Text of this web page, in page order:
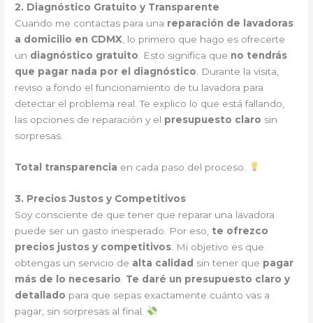
2. Diagnóstico Gratuito y Transparente
Cuando me contactas para una reparación de lavadoras
a domicilio en CDMX , lo primero que hago es ofrecerte
un diagnóstico gratuito . Esto significa que no tendrás
que pagar nada por el diagnóstico . Durante la visita,
reviso a fondo el funcionamiento de tu lavadora para
detectar el problema real. Te explico lo que está fallando,
las opciones de reparación y el presupuesto claro sin
sorpresas.
Total transparencia en cada paso del proceso.
3. Precios Justos y Competitivos
Soy consciente de que tener que reparar una lavadora
puede ser un gasto inesperado. Por eso, te ofrezco
precios justos y competitivos . Mi objetivo es que
obtengas un servicio de alta calidad sin tener que pagar
más de lo necesario Te daré un presupuesto claro y
detallado para que sepas exactamente cuánto vas a
pagar, sin sorpresas al final.